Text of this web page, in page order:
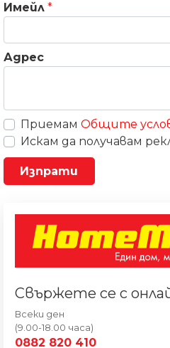
Имейл *
Адрес
Приемам Общите
Искам да получавам
Свържете се с
Всеки ден
(9.00-18.00 часа)
0882 820 410